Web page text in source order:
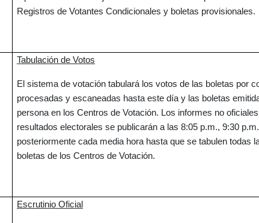
Registros de Votantes Condicionales y boletas provisionales.
Tabulación de Votos
El sistema de votación tabulará los votos de las boletas por
procesadas y escaneadas hasta este día y las boletas
persona en los Centros de Votación. Los informes no
resultados electorales se publicarán a las 8:05 p.m., 9:30
posteriormente cada media hora hasta que se tabulen todas
boletas de los Centros de Votación.
Escrutinio Oficial